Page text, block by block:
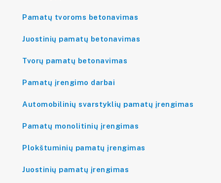
Pamatų tvoroms betonavimas
Juostinių pamatų betonavimas
Tvorų pamatų betonavimas
Pamatų įrengimo darbai
Automobilinių svarstyklių pamatų įrengimas
Pamatų monolitinių įrengimas
Plokštuminių pamatų įrengimas
Juostinių pamatų įrengimas